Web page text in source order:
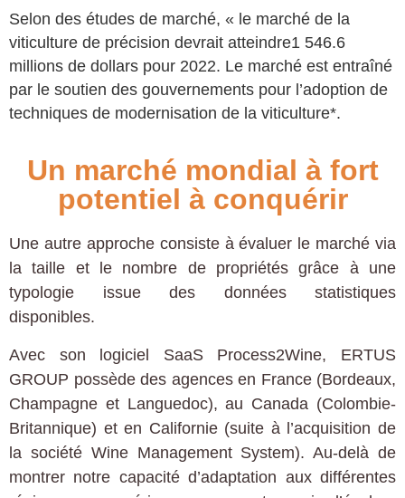
Selon des études de marché, « le marché de la
viticulture de précision devrait atteindre1 546.6
millions de dollars pour 2022. Le marché est entraîné
par le soutien des gouvernements pour l’adoption de
techniques de modernisation de la viticulture*.
Un marché mondial à fort
potentiel à conquérir
Une autre approche consiste à évaluer le marché via
la taille et le nombre de propriétés grâce à une
typologie issue des données statistiques
disponibles.
Avec son logiciel SaaS Process2Wine, ERTUS
GROUP possède des agences en France (Bordeaux,
Champagne et Languedoc), au Canada (Colombie-
Britannique) et en Californie (suite à l’acquisition de
la société Wine Management System). Au-delà de
montrer notre capacité d’adaptation aux différentes